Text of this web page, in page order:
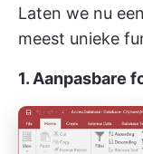
Laten we nu
meest unieke
1. Aanpasbare